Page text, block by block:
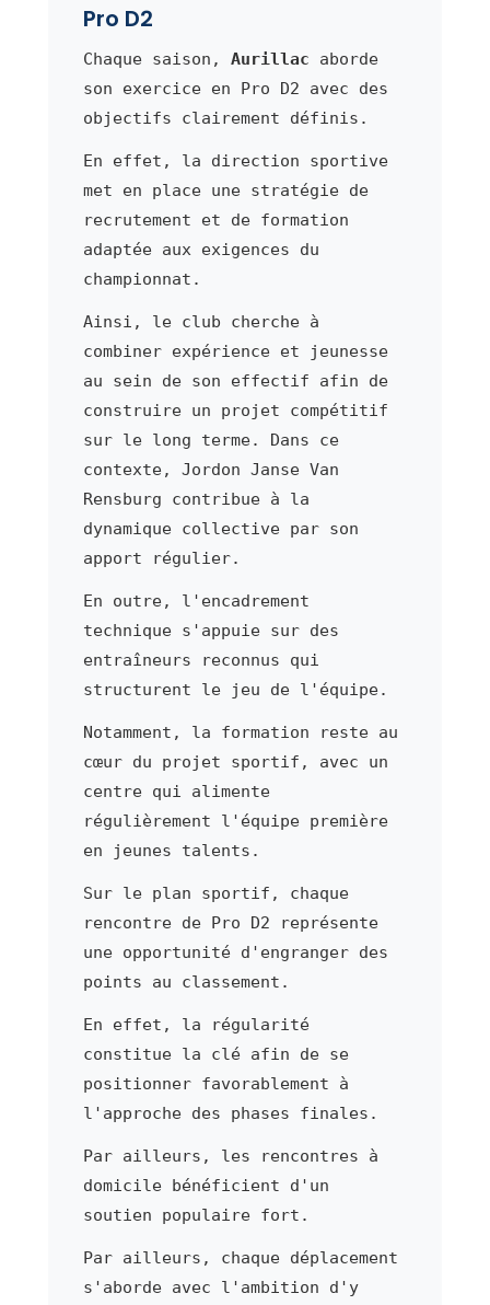
Pro D2
Chaque saison, Aurillac aborde
son exercice en Pro D2 avec des
objectifs clairement définis.
En effet, la direction sportive
met en place une stratégie de
recrutement et de formation
adaptée aux exigences du
championnat.
Ainsi, le club cherche à
combiner expérience et jeunesse
au sein de son effectif afin de
construire un projet compétitif
sur le long terme. Dans ce
contexte, Jordon Janse Van
Rensburg contribue à la
dynamique collective par son
apport régulier.
En outre, l'encadrement
technique s'appuie sur des
entraîneurs reconnus qui
structurent le jeu de l'équipe.
Notamment, la formation reste au
cœur du projet sportif, avec un
centre qui alimente
régulièrement l'équipe première
en jeunes talents.
Sur le plan sportif, chaque
rencontre de Pro D2 représente
une opportunité d'engranger des
points au classement.
En effet, la régularité
constitue la clé afin de se
positionner favorablement à
l'approche des phases finales.
Par ailleurs, les rencontres à
domicile bénéficient d'un
soutien populaire fort.
Par ailleurs, chaque déplacement
s'aborde avec l'ambition d'y